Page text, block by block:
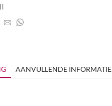
AANVULLENDE INFORMATIE